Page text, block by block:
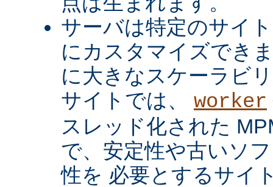
サーバは特定のサイ
にカスタマイズでき
に大きなスケーラビ
サイトでは、 worker
スレッド化された
で、安定性や古いソ
性を 必要とするサイ